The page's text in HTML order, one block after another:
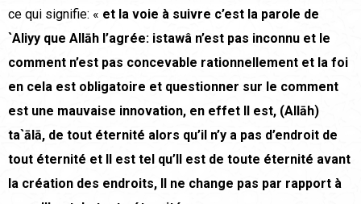
ce qui signifie: « et la voie à suivre c’est la parole de
`Aliyy que Allāh l’agrée: istawâ n’est pas inconnu et le
comment n’est pas concevable rationnellement et la foi
en cela est obligatoire et questionner sur le comment
est une mauvaise innovation, en effet Il est, (Allāh)
ta`ālā, de tout éternité alors qu’il n’y a pas d’endroit de
tout éternité et Il est tel qu’Il est de toute éternité avant
la création des endroits, Il ne change pas par rapport à